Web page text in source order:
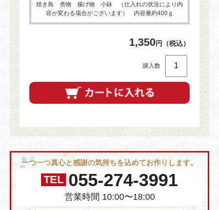
焼き鳥 煮物 揚げ物 小鉢 （仕入れの状況により内
容が変わる場合がございます） 内容量約400ｇ
1,350円（税込）
購入数
一つ一つ真心と感謝の気持ちを込めてお作りします。
TEL 055-274-3991
営業時間 10:00〜18:00